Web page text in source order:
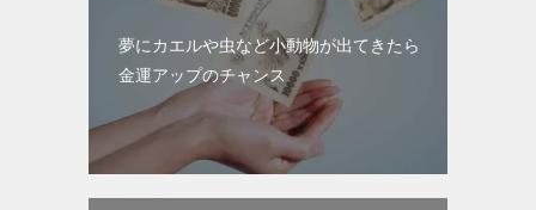
夢にカエルや虫など小動物が出てきたら
金運アップのチャンス